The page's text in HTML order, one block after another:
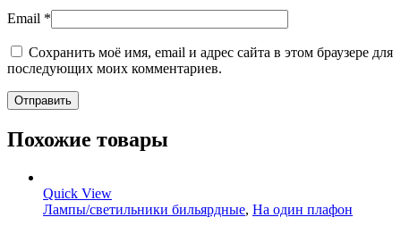
Email *
Сохранить моё имя, email и адрес сайта в этом браузере для
последующих моих комментариев.
Похожие товары
Quick View
Лампы/светильники бильярдные, На один плафон